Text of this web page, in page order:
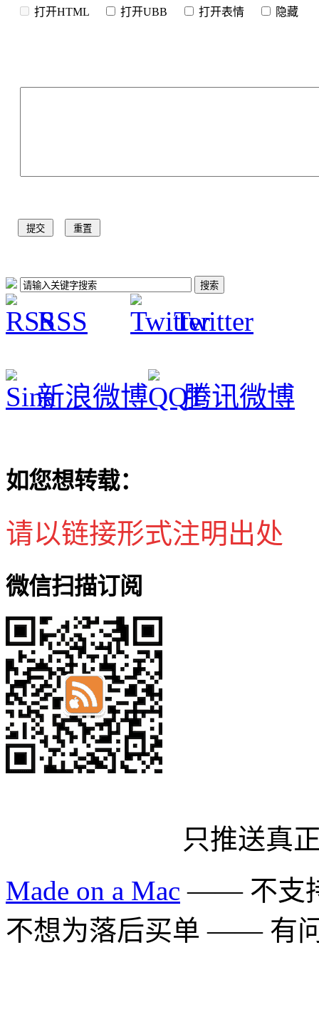
打开HTML 打开UBB 打开表情 隐
RSS Twitter
新浪微博 腾讯微博
如您想转载：
请以链接形式注明出处
微信扫描订阅
只推送真
Made on a Mac —— 不支
不想为落后买单 —— 有